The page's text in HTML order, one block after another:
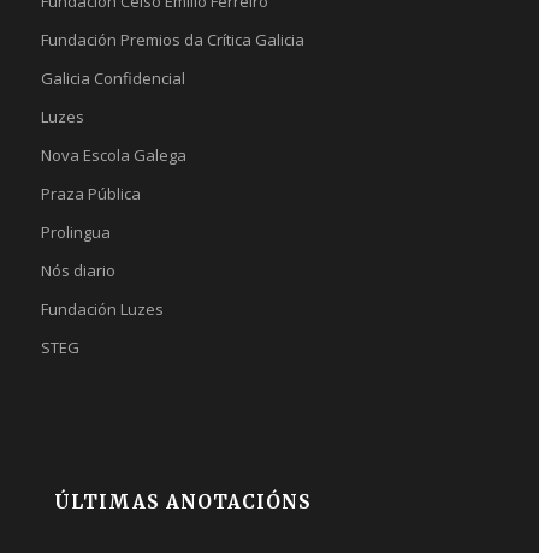
Fundación Premios da Crítica Galicia
Galicia Confidencial
Luzes
Nova Escola Galega
Praza Pública
Prolingua
Nós diario
Fundación Luzes
STEG
ÚLTIMAS ANOTACIÓNS